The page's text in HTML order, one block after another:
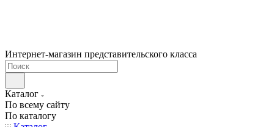
Интернет-магазин представительского класса
Каталог
По всему сайту
По каталогу